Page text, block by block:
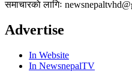
समाचारकाे लागिः
Advertise
In Website
In NewsnepalTV